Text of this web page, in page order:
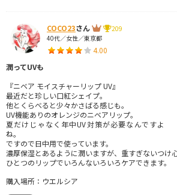
COCO23さん
209
40代／女性／東京都
4.00
潤ってUVも
『ニベア モイスチャーリップ UV』
最近だと珍しい口紅シェイプ。
他とくらべると少々かさばる感じも。
UV機能ありのオレンジのニベアリップ。
夏だけじゃなく年中UV対策が必要なんですよ
ね。
ですので日中用で使っています。
濃厚保湿とあるように潤いますが、重すぎないつけ
ひとつのリップでいろんないろいろケアできます。
購入場所：ウエルシア